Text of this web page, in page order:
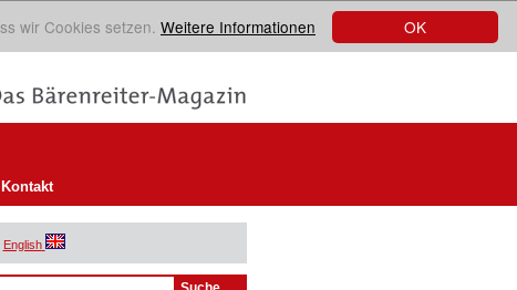
OK
wir Cookies setzen. Weitere Informationen
Kontakt
English